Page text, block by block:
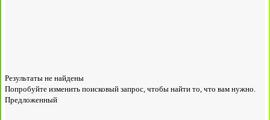
Результаты не найдены
Попробуйте изменить поисковый запрос, чтобы найти то, что вам нужно.
Предложенный